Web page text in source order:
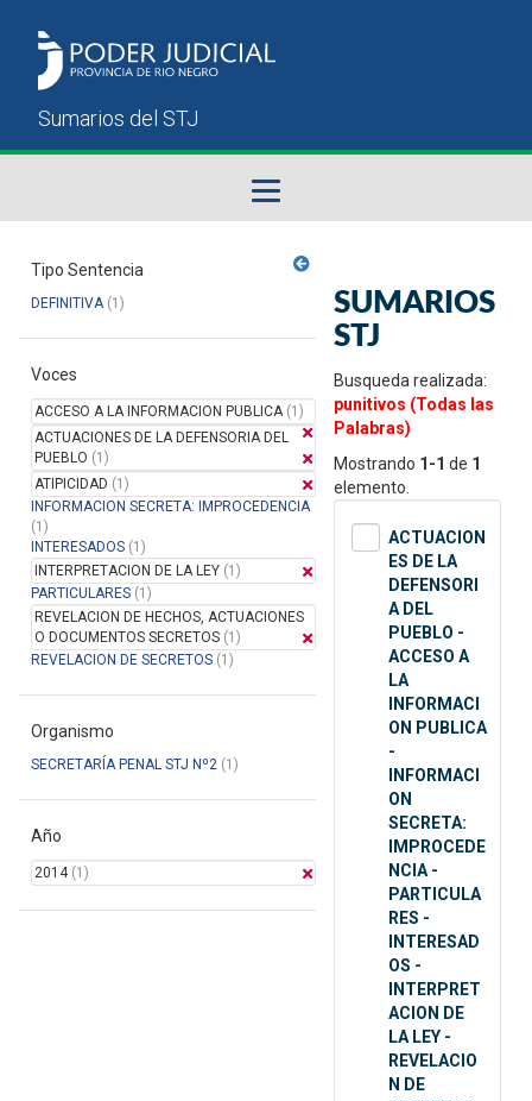
Sumarios del STJ
Manual del Usuario
Tipo Sentencia
DEFINITIVA(1)
Voces
ACCESO A LA INFORMACION PUBLICA(1)
ACTUACIONES DE LA DEFENSORIA DEL
PUEBLO (1)
ATIPICIDAD (1)
INFORMACION SECRETA: IMPROCEDENCIA
(1)
INTERESADOS (1)
INTERPRETACION DE LA LEY (1)
PARTICULARES (1)
REVELACION DE HECHOS, ACTUACIONES
O DOCUMENTOS SECRETOS (1)
REVELACION DE SECRETOS (1)
Organismo
SECRETARÍA PENAL STJ Nº2 (1)
Año
2014(1)
SUMARIOS
STJ
Busqueda realizada:
punitivos (Todas las
Palabras)
Mostrando 1-1 de 1
elemento.
ACTUACION
ES DE LA
DEFENSORI
A DEL
PUEBLO -
ACCESO A
LA
INFORMACI
ON PUBLICA
-
INFORMACI
ON
SECRETA:
IMPROCEDE
NCIA -
PARTICULA
RES -
INTERESAD
OS -
INTERPRET
ACION DE
LA LEY -
REVELACIO
N DE